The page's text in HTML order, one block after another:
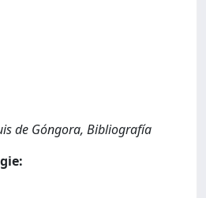
de Góngora, Bibliografía